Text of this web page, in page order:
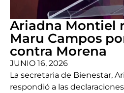
Ariadna Montiel
Maru Campos
contra Morena
JUNIO 16, 2026
La secretaria de Bienestar,
respondió a las